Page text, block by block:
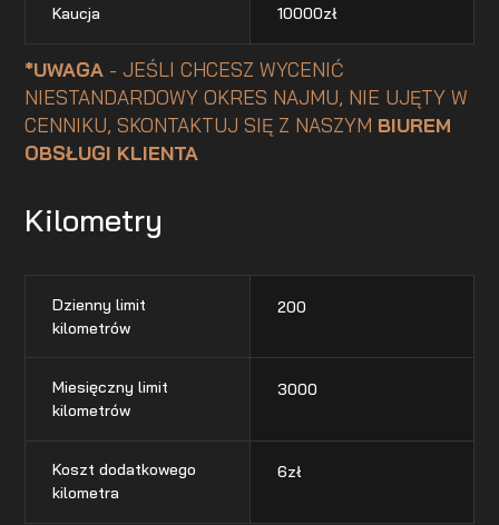
Kaucja 10000zł
*UWAGA - JEŚLI CHCESZ WYCENIĆ
NIESTANDARDOWY OKRES NAJMU, NIE UJĘTY W
CENNIKU, SKONTAKTUJ SIĘ Z NASZYM BIUREM
OBSŁUGI KLIENTA
Kilometry
Dzienny limit
kilometrów
200
Miesięczny limit
kilometrów
3000
Koszt dodatkowego
kilometra
6zł